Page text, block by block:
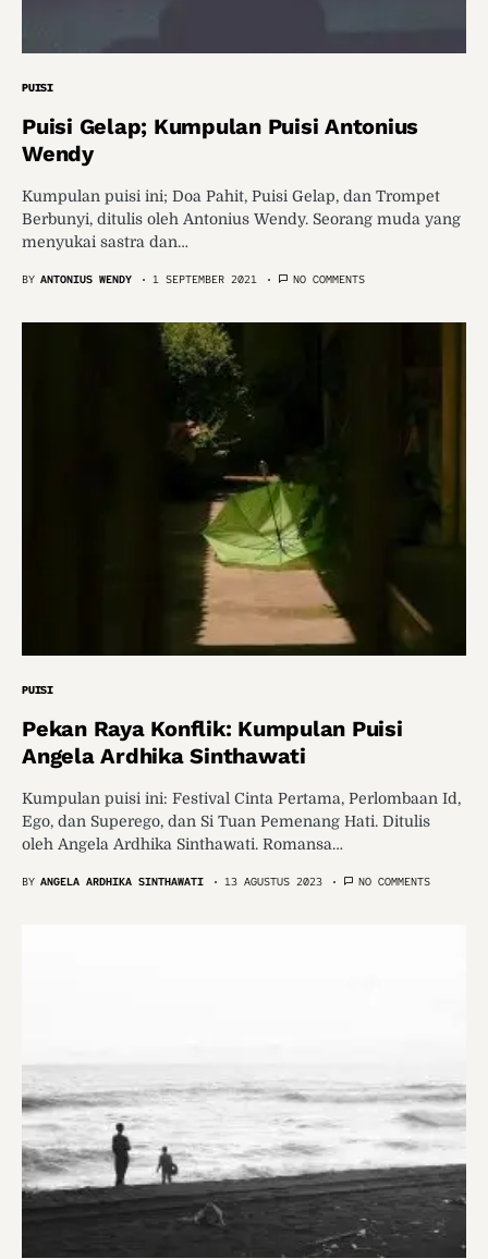
PUISI
Puisi Gelap; Kumpulan Puisi Antonius
Wendy
Kumpulan puisi ini; Doa Pahit, Puisi Gelap, dan Trompet
Berbunyi, ditulis oleh Antonius Wendy. Seorang muda yang
menyukai sastra dan…
BY ANTONIUS WENDY 1 SEPTEMBER 2021 NO COMMENTS
PUISI
Pekan Raya Konflik: Kumpulan Puisi
Angela Ardhika Sinthawati
Kumpulan puisi ini: Festival Cinta Pertama, Perlombaan Id,
Ego, dan Superego, dan Si Tuan Pemenang Hati. Ditulis
oleh Angela Ardhika Sinthawati. Romansa…
BY ANGELA ARDHIKA SINTHAWATI 13 AGUSTUS 2023 NO COMMENTS